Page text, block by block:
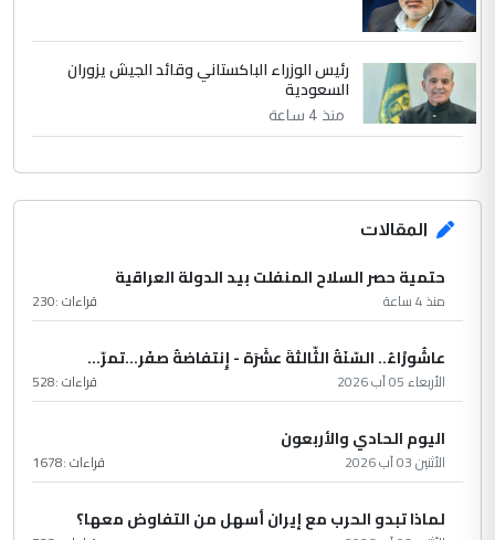
رئيس الوزراء الباكستاني وقائد الجيش يزوران
السعودية
منذ 4 ساعة
المقالات
حتمية حصر السلاح المنفلت بيد الدولة العراقية
منذ 4 ساعة قراءات :230
عاشُورْاءُ.. السّنَةُ الثّالثةَ عشَرَة - إِنتفاضةُ صفَر…تمرّ...
الأربعاء 05 آب 2026 قراءات :528
اليوم الحادي والأربعون
الأثنين 03 آب 2026 قراءات :1678
لماذا تبدو الحرب مع إيران أسهل من التفاوض معها؟